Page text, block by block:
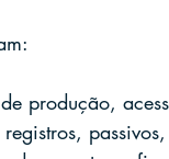
produção,